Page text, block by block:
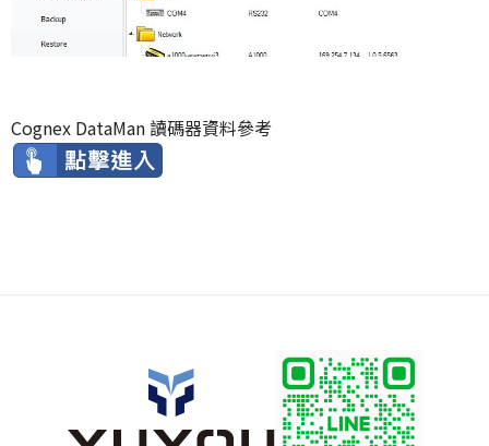
Cognex DataMan 讀碼器資料參考